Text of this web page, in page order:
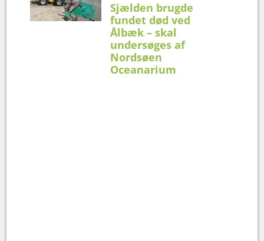
Sjælden brugde
fundet død ved
Ålbæk – skal
undersøges af
Nordsøen
Oceanarium